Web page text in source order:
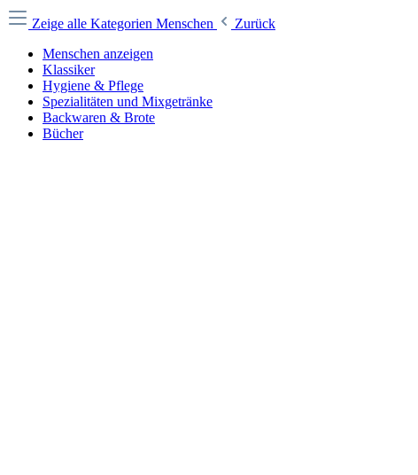
Zeige alle Kategorien Menschen
Zurück
Menschen anzeigen
Klassiker
Hygiene & Pflege
Spezialitäten und Mixgetränke
Backwaren & Brote
Bücher